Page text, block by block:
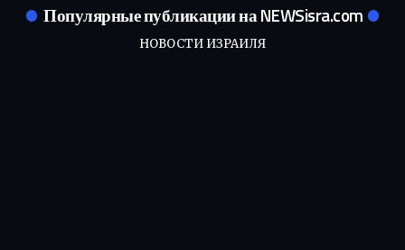
Популярные публикации на NEWSisra.com
НОВОСТИ ИЗРАИЛЯ